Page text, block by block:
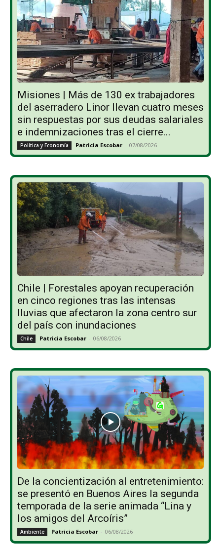
Misiones | Más de 130 ex trabajadores
del aserradero Linor llevan cuatro meses
sin respuestas por sus deudas salariales
e indemnizaciones tras el cierre...
Política y Economía Patricia Escobar - 07/08/2026
Chile | Forestales apoyan recuperación
en cinco regiones tras las intensas
lluvias que afectaron la zona centro sur
del país con inundaciones
Chile Patricia Escobar - 06/08/2026
De la concientización al entretenimiento:
se presentó en Buenos Aires la segunda
temporada de la serie animada “Lina y
los amigos del Arcoíris”
Ambiente Patricia Escobar - 06/08/2026